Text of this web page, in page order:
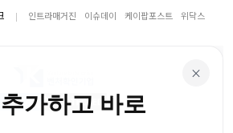
인트라매거진 이슈데이 케이팝포스트 위닥스
×
가하고 바로